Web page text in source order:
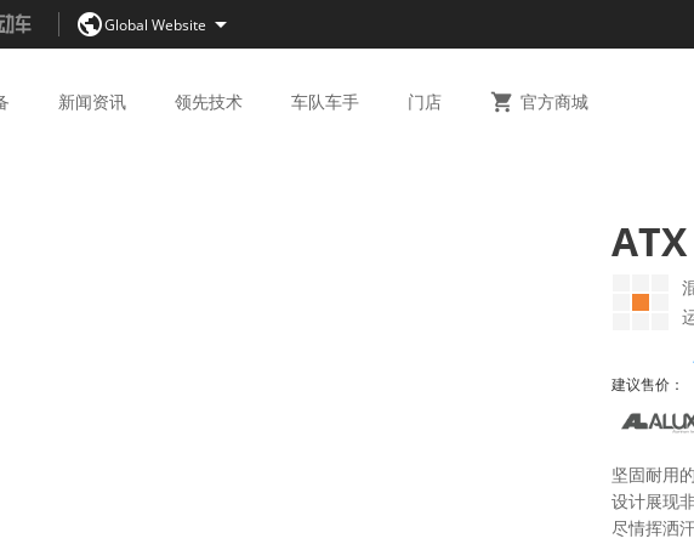
Global Website 
新闻资讯 领先技术 车队车手 门店  官方商城
建议售价：
坚固耐用
设计展现
尽情挥洒